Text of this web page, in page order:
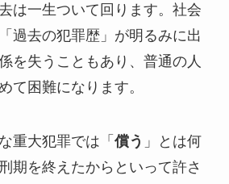
は一生ついて回ります。社会
過去の犯罪歴」が明るみに出
を失うこともあり、普通の人
て困難になります。
重大犯罪では「 償う 」とは何
期を終えたからといって許さ